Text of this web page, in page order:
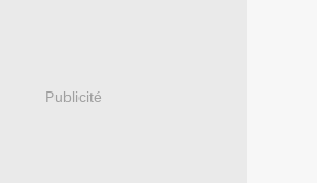
Publicité